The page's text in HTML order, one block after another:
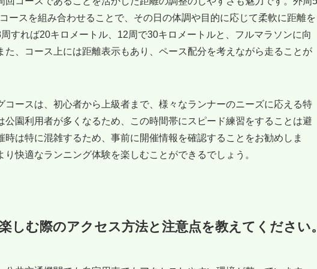
ースを組み合わせることで、その日の体調や目的に応じて柔軟に距離を
すれば20キロメートル、12周で30キロメートルと、フルマラソンに向
た、コース上には距離表示もあり、ペース配分を考えながら走ることが
コースは、初心者から上級者まで、様々なランナーのニーズに応える特
園利用者が多くなるため、この時間帯にスピード練習をすることは避
は特に混雑するため、事前に開催情報を確認することをお勧めしま
快適なランニング体験を楽しむことができるでしょう。
しむ際のアクセス方法と注意点を教えてください